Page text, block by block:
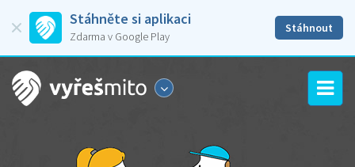
Stáhněte si aplikaci
Zdarma v Google Play
Stáhnout